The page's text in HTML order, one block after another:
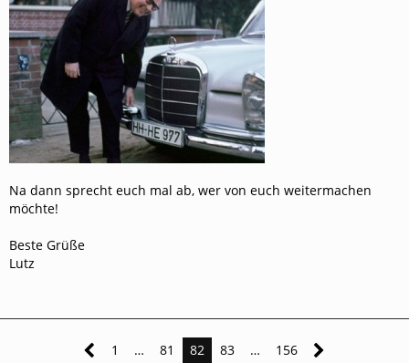
Na dann sprecht euch mal ab, wer von euch weitermachen
möchte!
Beste Grüße
Lutz
1 … 81 82 83 … 156